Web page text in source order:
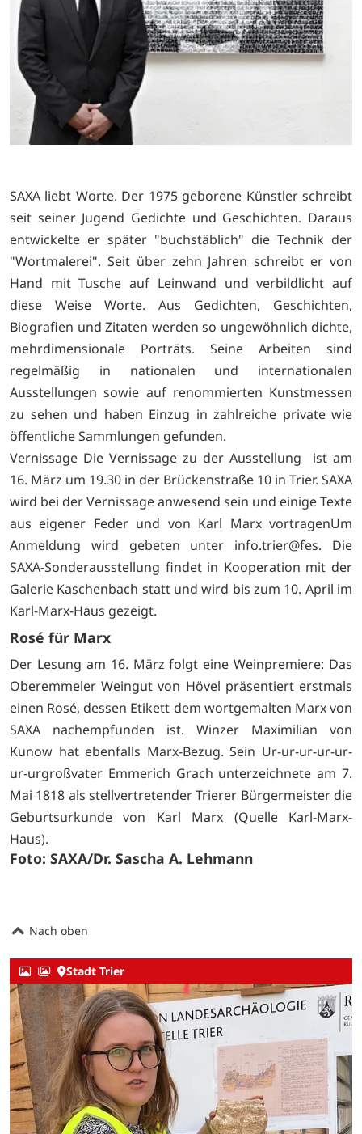
SAXA liebt Worte. Der 1975 geborene Künstler schreibt
seit seiner Jugend Gedichte und Geschichten. Daraus
entwickelte er später "buchstäblich" die Technik der
"Wortmalerei". Seit über zehn Jahren schreibt er von
Hand mit Tusche auf Leinwand und verbildlicht auf
diese Weise Worte. Aus Gedichten, Geschichten,
Biografien und Zitaten werden so ungewöhnlich dichte,
mehrdimensionale Porträts. Seine Arbeiten sind
regelmäßig in nationalen und internationalen
Ausstellungen sowie auf renommierten Kunstmessen
zu sehen und haben Einzug in zahlreiche private wie
öffentliche Sammlungen gefunden.
Vernissage Die Vernissage zu der Ausstellung ist am
16. März um 19.30 in der Brückenstraße 10 in Trier. SAXA
wird bei der Vernissage anwesend sein und einige Texte
aus eigener Feder und von Karl Marx vortragenUm
Anmeldung wird gebeten unter info.trier@fes. Die
SAXA-Sonderausstellung findet in Kooperation mit der
Galerie Kaschenbach statt und wird bis zum 10. April im
Karl-Marx-Haus gezeigt.
Rosé für Marx
Der Lesung am 16. März folgt eine Weinpremiere: Das
Oberemmeler Weingut von Hövel präsentiert erstmals
einen Rosé, dessen Etikett dem wortgemalten Marx von
SAXA nachempfunden ist. Winzer Maximilian von
Kunow hat ebenfalls Marx-Bezug. Sein Ur-ur-ur-ur-ur-
ur-urgroßvater Emmerich Grach unterzeichnete am 7.
Mai 1818 als stellvertretender Trierer Bürgermeister die
Geburtsurkunde von Karl Marx (Quelle Karl-Marx-
Haus).
Foto: SAXA/Dr. Sascha A. Lehmann
Nach oben
Stadt Trier